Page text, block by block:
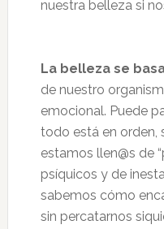
nuestra belleza si
La belleza se
de nuestro
emocional. Puede
todo está en orden,
estamos llen@s de
psíquicos y de
sabemos cómo
sin percatarnos